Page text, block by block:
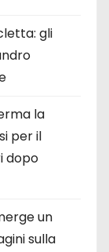
gli
la
per il
dopo
un
sulla